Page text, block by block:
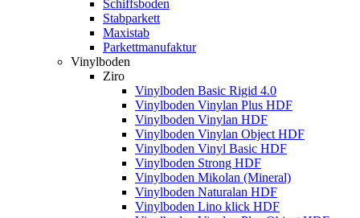
Schiffsboden
Stabparkett
Maxistab
Parkettmanufaktur
Vinylboden
Ziro
Vinylboden Basic Rigid 4.0
Vinylboden Vinylan Plus HDF
Vinylboden Vinylan HDF
Vinylboden Vinylan Object HDF
Vinylboden Vinyl Basic HDF
Vinylboden Strong HDF
Vinylboden Mikolan (Mineral)
Vinylboden Naturalan HDF
Vinylboden Lino klick HDF